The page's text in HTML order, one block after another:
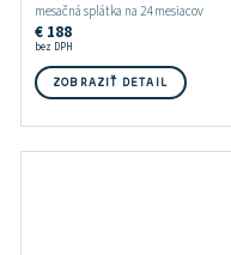
mesačná splátka na 24 mesiacov
€188
bez DPH
ZOBRAZIŤ DETAIL